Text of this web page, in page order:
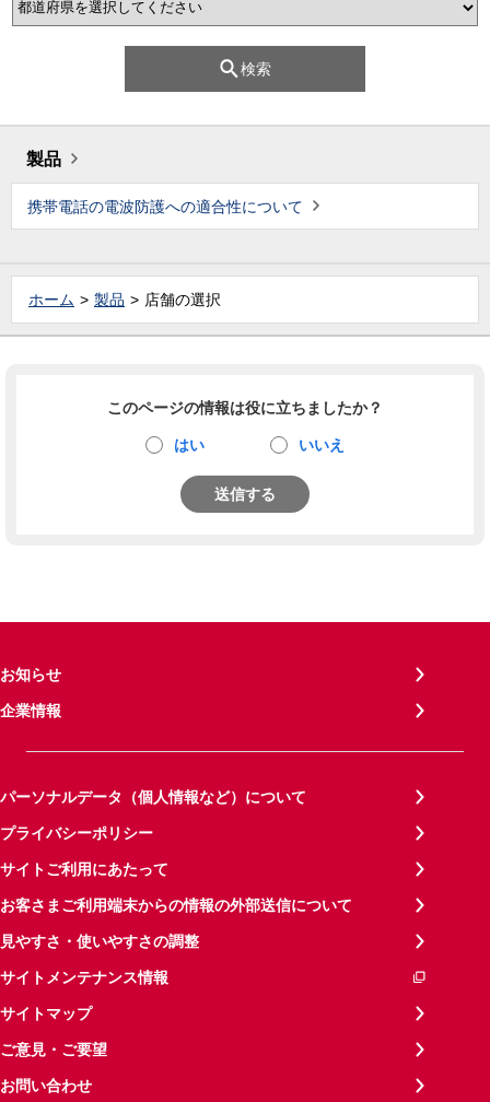
検索
製品
携帯電話の電波防護への適合性について
ホーム 製品 店舗の選択
このページの情報は役に立ちましたか？
はい いいえ
送信する
お知らせ
企業情報
パーソナルデータ（個人情報など）について
プライバシーポリシー
サイトご利用にあたって
お客さまご利用端末からの情報の外部送信について
見やすさ・使いやすさの調整
サイトメンテナンス情報
サイトマップ
ご意見・ご要望
お問い合わせ